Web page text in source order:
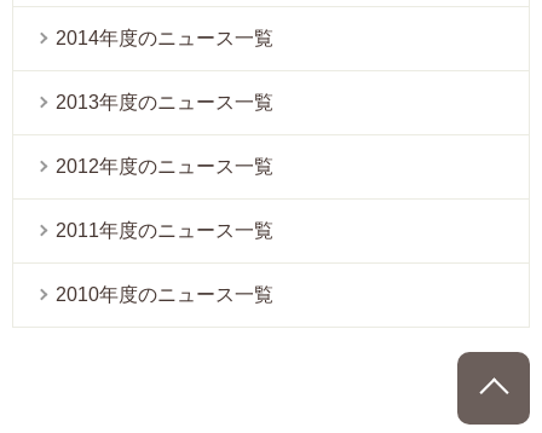
2014年度のニュース一覧
2013年度のニュース一覧
2012年度のニュース一覧
2011年度のニュース一覧
2010年度のニュース一覧